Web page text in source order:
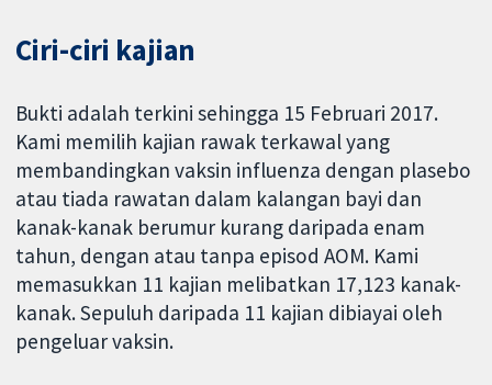
Ciri-ciri kajian
Bukti adalah terkini sehingga 15 Februari 2017.
Kami memilih kajian rawak terkawal yang
membandingkan vaksin influenza dengan plasebo
atau tiada rawatan dalam kalangan bayi dan
kanak-kanak berumur kurang daripada enam
tahun, dengan atau tanpa episod AOM. Kami
memasukkan 11 kajian melibatkan 17,123 kanak-
kanak. Sepuluh daripada 11 kajian dibiayai oleh
pengeluar vaksin.